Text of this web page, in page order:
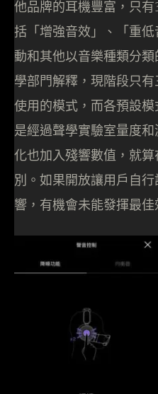
他品牌的耳機豐富，只
括「增強音效」、「重
動和其他以音樂種類分
學部門解釋，現階段只
使用的模式，而各預設模
是經過聲學實驗室量度
化也加入殘響數值，就
別。如果開放讓用戶自
響，有機會未能發揮最佳